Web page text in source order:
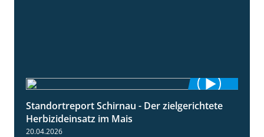
9:27
Standortreport Schirnau - Der zielgerichtete
Herbizideinsatz im Mais
20.04.2026